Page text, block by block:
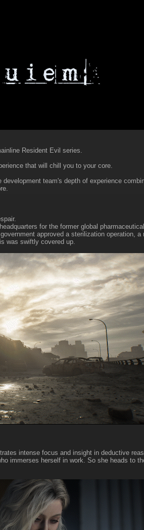
Resident Evil series.
that will chill you to your core.
team's depth of experience
for the former global
approved a sterilization operation,
was swiftly covered up.
intense focus and insight in deductive
immerses herself in work. So she heads to